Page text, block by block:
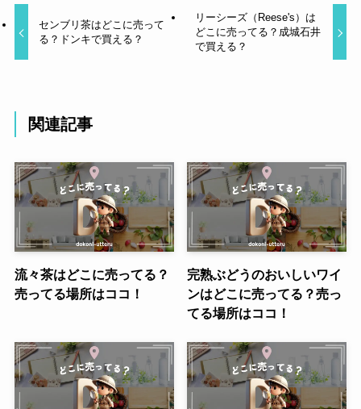
センブリ茶はどこに売って
る？ドンキで買える？
リーシーズ（Reese's）は
どこに売ってる？成城石井
で買える？
関連記事
流々茶はどこに売ってる？
売ってる場所はココ！
完熟ぶどうのおいしいワイ
ンはどこに売ってる？売っ
てる場所はココ！